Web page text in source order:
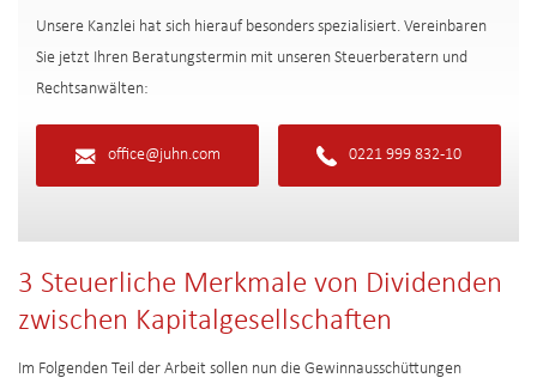
Unsere Kanzlei hat sich hierauf besonders spezialisiert. Vereinbaren
Sie jetzt Ihren Beratungstermin mit unseren Steuerberatern und
Rechtsanwälten:
office@juhn.com 0221 999 832-10
3 Steuerliche Merkmale von Dividenden
zwischen Kapitalgesellschaften
Im Folgenden Teil der Arbeit sollen nun die Gewinnausschüttungen